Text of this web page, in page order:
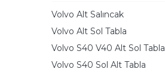
Volvo Alt Salıncak
Volvo Alt Sol Tabla
Volvo S40 V40 Alt Sol Tabla
Volvo S40 Sol Alt Tabla